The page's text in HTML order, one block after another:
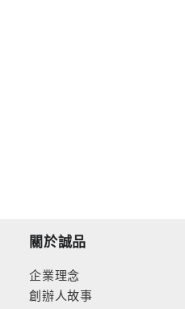
關於誠品
企業理念
創辦人故事